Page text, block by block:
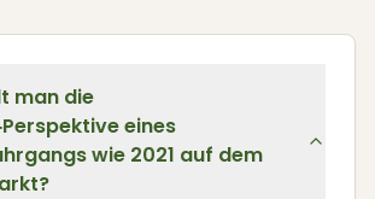
man die
eines
wie 2021 auf dem